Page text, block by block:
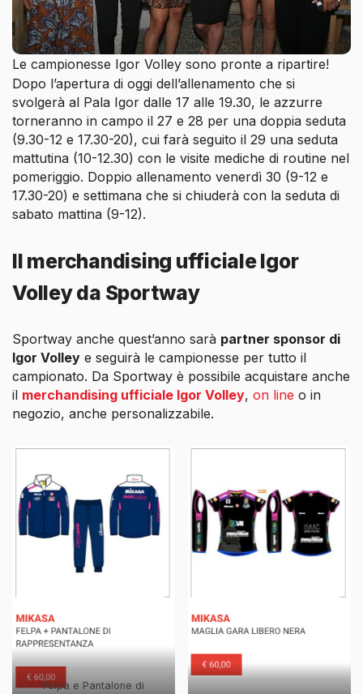
Le campionesse Igor Volley sono pronte a ripartire!
Dopo l’apertura di oggi dell’allenamento che si
svolgerà al Pala Igor dalle 17 alle 19.30, le azzurre
torneranno in campo il 27 e 28 per una doppia seduta
(9.30-12 e 17.30-20), cui farà seguito il 29 una seduta
mattutina (10-12.30) con le visite mediche di routine nel
pomeriggio. Doppio allenamento venerdì 30 (9-12 e
17.30-20) e settimana che si chiuderà con la seduta di
sabato mattina (9-12).
Il merchandising ufficiale Igor
Volley da Sportway
Sportway anche quest’anno sarà partner sponsor di
Igor Volley e seguirà le campionesse per tutto il
campionato. Da Sportway è possibile acquistare anche
il merchandising ufficiale Igor Volley, on line o in
negozio, anche personalizzabile.
Felpa e Pantalone di